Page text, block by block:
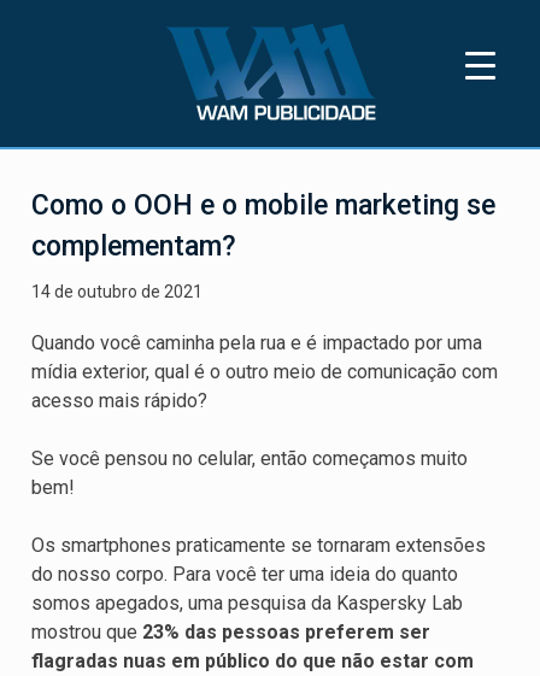
disponibilizando os melhores pontos OOH
do Rio de Janeiro para a sua marca
Como o OOH e o mobile marketing se
complementam?
14 de outubro de 2021
Quando você caminha pela rua e é impactado por uma
mídia exterior, qual é o outro meio de comunicação com
acesso mais rápido?
Se você pensou no celular, então começamos muito
bem!
Os smartphones praticamente se tornaram extensões
do nosso corpo. Para você ter uma ideia do quanto
somos apegados, uma pesquisa da Kaspersky Lab
mostrou que 23% das pessoas preferem ser
flagradas nuas em público do que não estar com